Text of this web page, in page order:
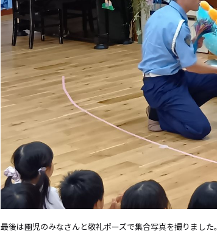
最後は園児のみなさんと敬礼ポーズで集合写真を撮りました。